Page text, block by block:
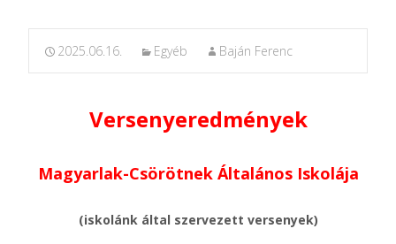
2025.06.16. Egyéb Baján Ferenc
Versenyeredmények
Magyarlak-Csörötnek Általános Iskolája
(iskolánk által szervezett versenyek)